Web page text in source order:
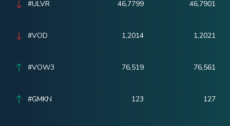
#ULVR 46,7799 46,7901
#VOD 1,2014 1,2021
#VOW3 76,519 76,561
#GMKN 123 127